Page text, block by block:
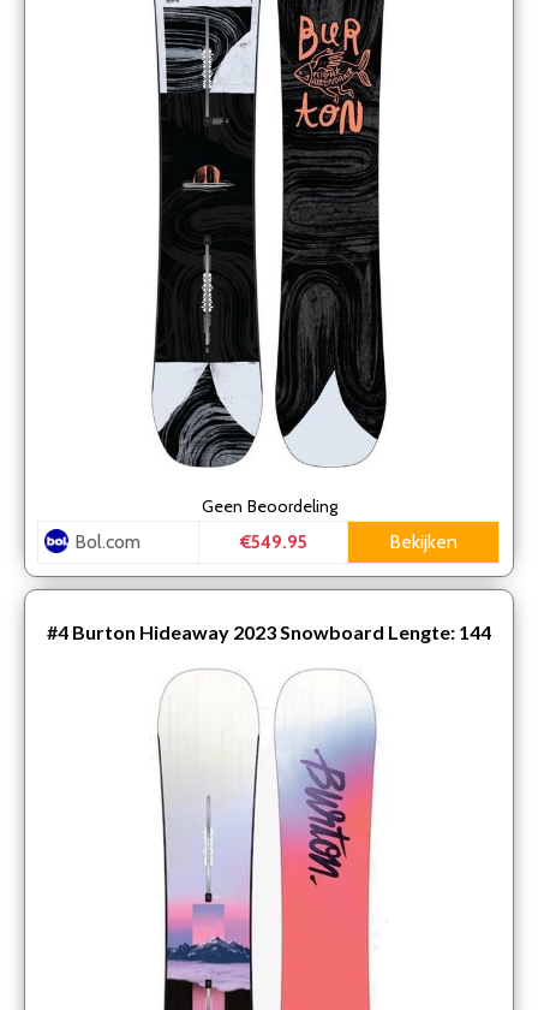
Geen Beoordeling
Bol.com €549.95 Bekijken
#4 Burton Hideaway 2023 Snowboard Lengte: 144